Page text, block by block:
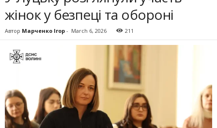
жінок у безпеці та обороні
Автор Марченко Ігор - March 6, 2026 211